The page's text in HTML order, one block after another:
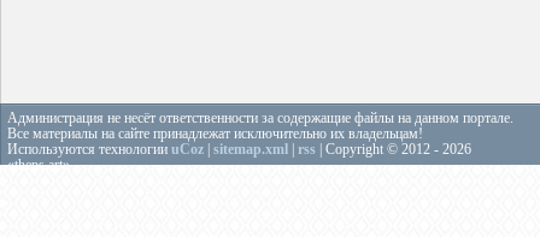
Администрация не несёт ответственности за содержащие файлы на данном портале.
Все материалы на сайте принадлежат исключительно их владельцам!
Используются технологии uCoz sitemap.xml rss | Copyright © 2012 - 2026
«theps.art»